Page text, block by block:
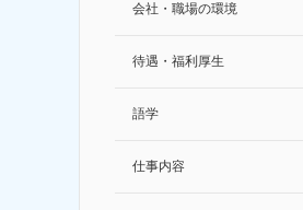
会社・職場の環境
待遇・福利厚生
語学
仕事内容